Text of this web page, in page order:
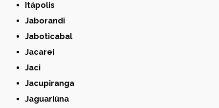
Itápolis
Jaborandi
Jaboticabal
Jacareí
Jaci
Jacupiranga
Jaguariúna